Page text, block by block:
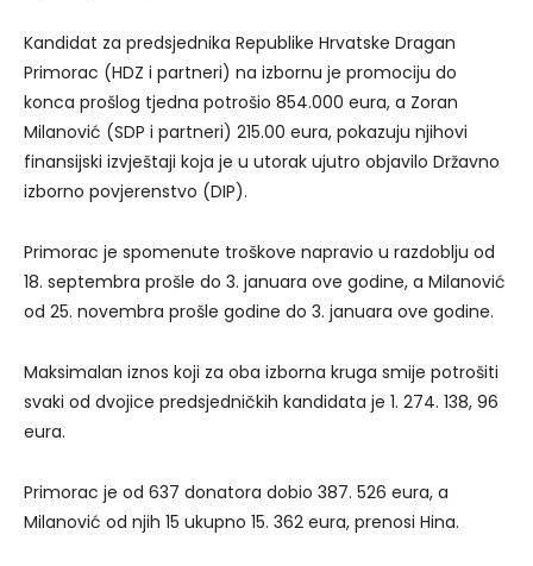
Kandidat za predsjednika Republike Hrvatske Dragan
Primorac (HDZ i partneri) na izbornu je promociju do
konca prošlog tjedna potrošio 854.000 eura, a Zoran
Milanović (SDP i partneri) 215.00 eura, pokazuju njihovi
finansijski izvještaji koja je u utorak ujutro objavilo Državno
izborno povjerenstvo (DIP).
Primorac je spomenute troškove napravio u razdoblju od
18. septembra prošle do 3. januara ove godine, a Milanović
od 25. novembra prošle godine do 3. januara ove godine.
Maksimalan iznos koji za oba izborna kruga smije potrošiti
svaki od dvojice predsjedničkih kandidata je 1. 274. 138, 96
eura.
Primorac je od 637 donatora dobio 387. 526 eura, a
Milanović od njih 15 ukupno 15. 362 eura, prenosi Hina.